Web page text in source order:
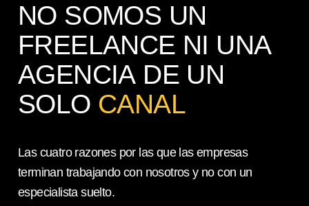
NO SOMOS UN
FREELANCE NI UNA
AGENCIA DE UN
SOLO CANAL
Las cuatro razones por las que las empresas
terminan trabajando con nosotros y no con un
especialista suelto.